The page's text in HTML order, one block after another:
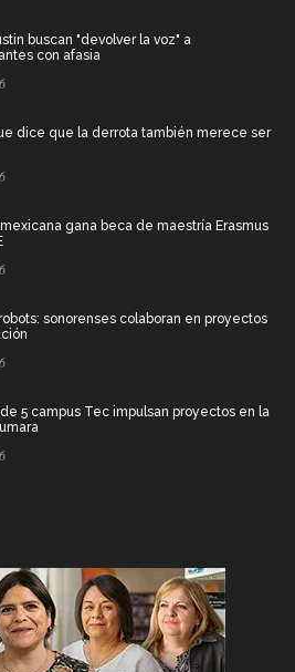
buscan "devolver la voz" a
con afasia
dice que la derrota también merece ser
gana beca de maestría Erasmus
sonorenses colaboran en proyectos
5 campus Tec impulsan proyectos en la